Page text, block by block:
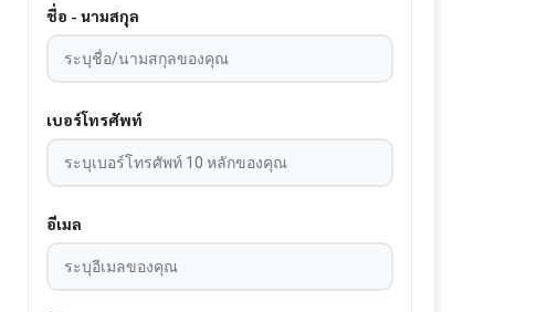
ชื่อ - นามสกุล
เบอร์โทรศัพท์
อีเมล